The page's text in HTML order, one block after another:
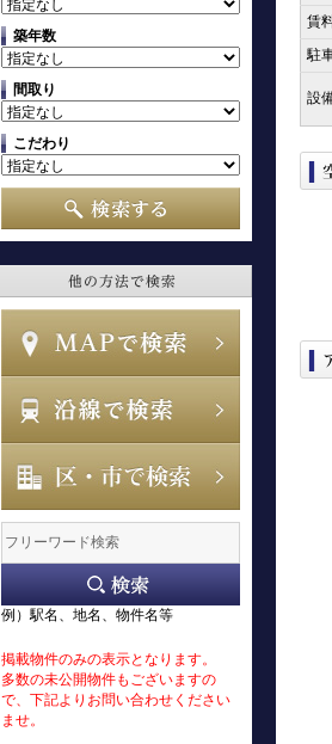
築年数
間取り
こだわり
例）駅名、地名、物件名等
掲載物件のみの表示となります。
多数の未公開物件もございますの
で、下記よりお問い合わせください
ませ。
賃
駐
設